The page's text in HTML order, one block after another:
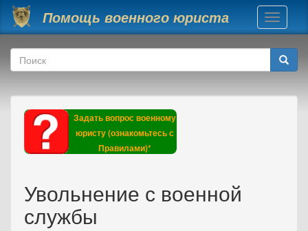
Перейти к основному содержанию
Помощь военного юриста
Toggle
Форма поиска
Поиск
Задать вопрос военному
юристу (ознакомьтесь с
Правилами)*
Увольнение с военной
службы